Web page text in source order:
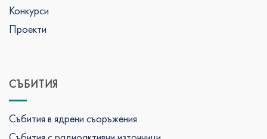
Конкурси
Проекти
СЪБИТИЯ
Събития в ядрени съоръжения